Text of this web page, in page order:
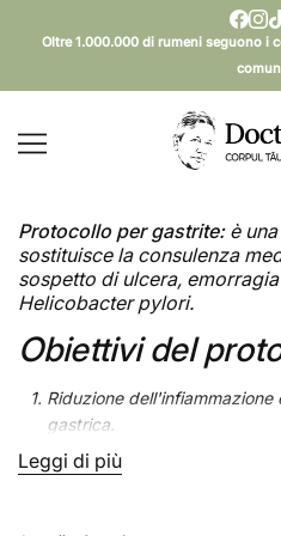
Oltre 1.000.000 di rumeni seguono i
Doctor Cip
Protocollo per gastrite: è
sostituisce la consulenza
sospetto di ulcera,
Helicobacter pylori.
Obiettivi del
Riduzione
gastrica.
Riduzione dell'acidità
Leggi di più
Leggi meno